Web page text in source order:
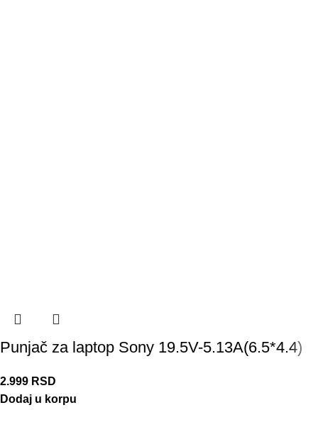
Punjač za laptop Sony 19.5V-5.13A(6.5*4.4)
2.999 RSD
Dodaj u korpu